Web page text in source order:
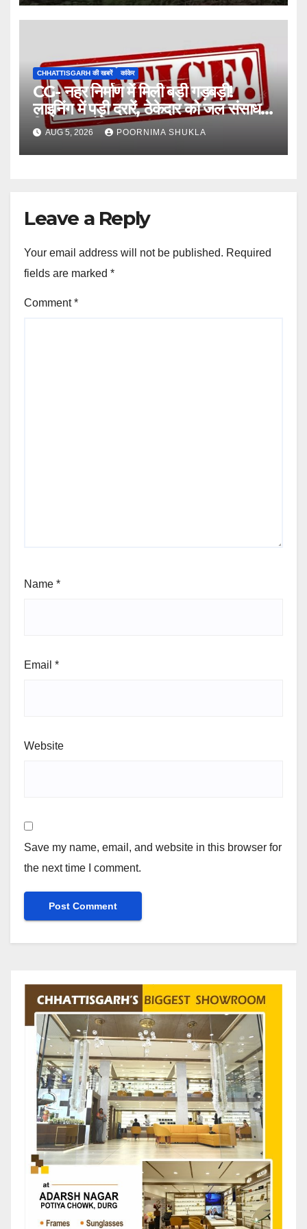
CHHATTISGARH की खबरें कांकेर
CG- नहर निर्माण में मिली बड़ी गड़बड़ी!
लाइनिंग में पड़ी दरारें, ठेकेदार को जल संसाधन
विभाग का नोटिस…
AUG 5, 2026 POORNIMA SHUKLA
Leave a Reply
Your email address will not be published. Required
fields are marked *
Comment*
Name *
Email *
Website
Save my name, email, and website in this browser for
the next time I comment.